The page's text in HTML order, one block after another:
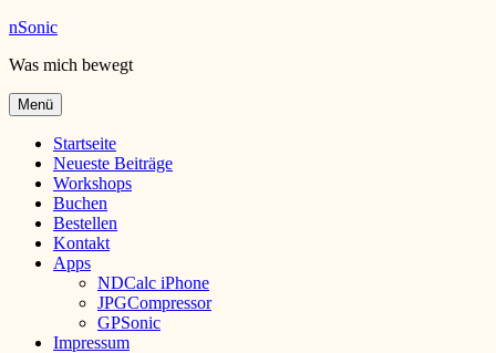
nSonic
Was mich bewegt
Menü
Startseite
Neueste Beiträge
Workshops
Buchen
Bestellen
Kontakt
Apps
NDCalc iPhone
JPGCompressor
GPSonic
Impressum